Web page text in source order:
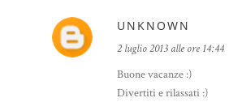
UNKNOWN
2 luglio 2013 alle ore 14:44
Buone vacanze :)
Divertiti e rilassati :)